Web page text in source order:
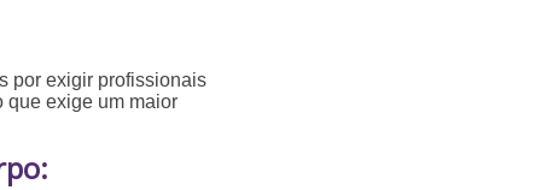
por exigir profissionais
que exige um maior